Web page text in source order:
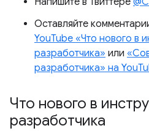
Оставляйте
YouTube «Что нового в
разработчика» или
разработчика» на
Что нового в
разработчика